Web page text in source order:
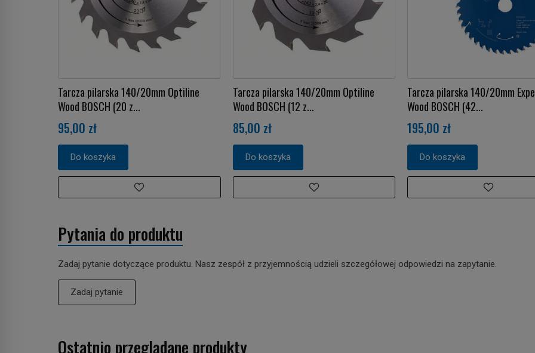
Tarcza pilarska 140/20mm Optiline
Wood BOSCH (20 z...
95,00 zł
Do koszyka
Tarcza pilarska 140/20mm Optiline
Wood BOSCH (12 z...
85,00 zł
Do koszyka
Tarcza pilarska 140/20mm
Wood BOSCH (42...
195,00 zł
Do koszyka
Pytania do produktu
Zadaj pytanie dotyczące produktu. Nasz zespół z przyjemnością udzieli szczegółowej odpowiedzi na zapytanie.
Zadaj pytanie
Ostatnio przeglądane produkty